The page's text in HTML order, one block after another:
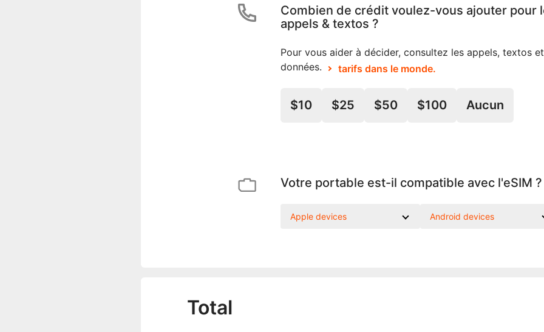
Combien de crédit voulez-vous ajouter pour
appels & textos ?
Pour vous aider à décider, consultez les appels, textos et
données.
tarifs dans le monde.
$10 $25 $50 $100 Aucun
Votre portable est-il compatible avec l'eSIM ?
Apple devices Android devices
Total